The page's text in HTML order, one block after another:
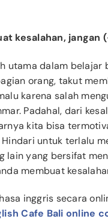
kesalahan, jangan
utama dalam belajar
orang, takut
karena salah
Padahal, dari
kita bisa
untuk terlalu
lain yang bersifat
membuat
inggris secara
Cafe Bali online